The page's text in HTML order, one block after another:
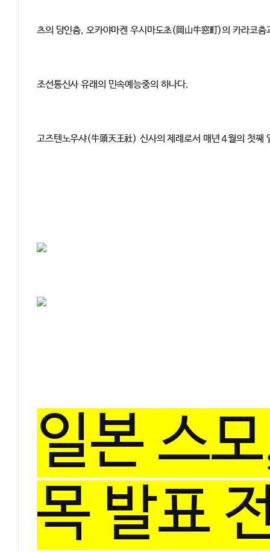
츠의 당인춤, 오카야마켄 우시마도초(岡山牛窓町)의 카라코
조선통신사 유래의 민속예능중의 하나다.
고즈텐노우샤(牛頭天王社)신사의 제례로서 매년４월의 첫째
일본 스
목 발표